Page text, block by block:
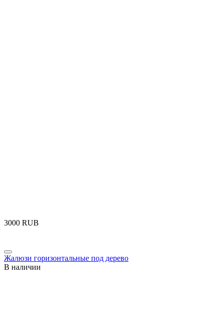
‍3000‍ RUB
Жалюзи горизонтальные под дерево
В наличии